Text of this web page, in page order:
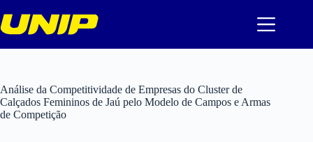
para
o
Análise da Competitividade de Empresas do Cluster de
Calçados Femininos de Jaú pelo Modelo de Campos e Armas
de Competição